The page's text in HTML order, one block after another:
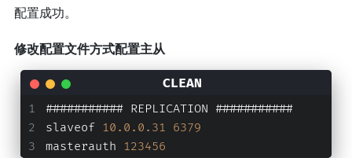
配置成功。
修改配置文件方式配置主从
########### REPLICATION ###########
slaveof 10.0 .0 .31 6379
masterauth
123456